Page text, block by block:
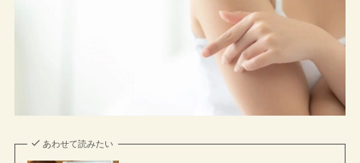
あわせて読みたい